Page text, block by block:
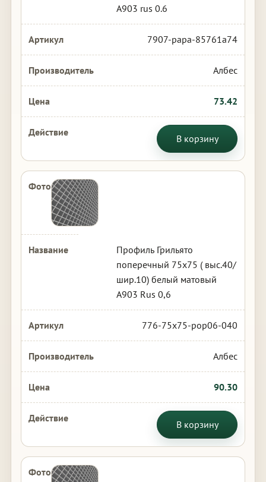
А903 rus 0.6
7907-papa-85761a74
Албес
73.42
В корзину
Профиль Грильято
поперечный 75х75 ( выс.40/
шир.10) белый матовый
А903 Rus 0,6
776-75x75-pop06-040
Албес
90.30
В корзину